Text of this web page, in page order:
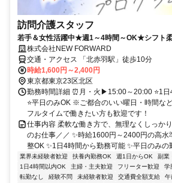
訪問介護スタッフ
若手＆女性活躍中★週1～4時間～OK★シフト
株式会社NEW FORWARD
交通・アクセス 「北赤羽駅」徒歩10分
時給1,600円～2,400円
東京都東京23区北区
勤務時間詳細 ⏰月・火▶15:00～20:00 ⭐1日
⭐平日のみOK ※ご都合のいい曜日・時間な
フルタイムで働きたい方も歓迎です！
仕事内容 柔軟な働き方で、無理なくしっか
のお仕事／／ ✨時給1600円～2400円の高水
整OK ✨1日4時間から勤務可能 ✨平日のみの
業界未経験者歓迎 扶養内勤務OK 週1日からOK
副業
1日4時間以内OK
主婦・主夫歓迎 フリーター歓迎 学
転勤なし
経験不問 未経験者歓迎 交通費全額支給 午